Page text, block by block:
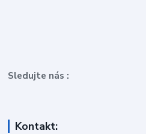
Sledujte nás :
Kontakt: